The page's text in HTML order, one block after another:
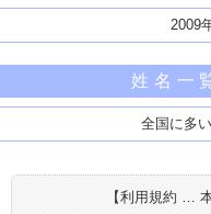
2009
姓名一
全国に多
【利用規約 …